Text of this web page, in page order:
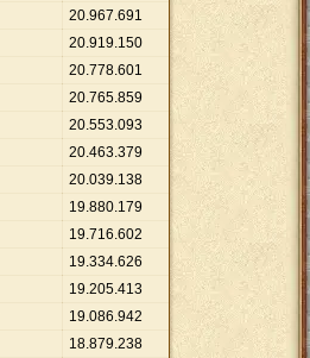
20.967.691
20.919.150
20.778.601
20.765.859
20.553.093
20.463.379
20.039.138
19.880.179
19.716.602
19.334.626
19.205.413
19.086.942
18.879.238